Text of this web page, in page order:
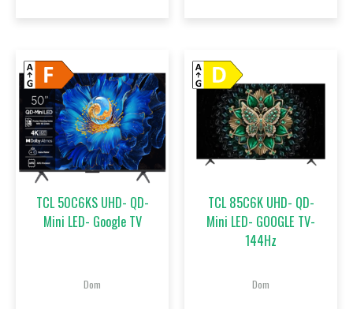
TCL 50C6KS UHD- QD-
Mini LED- Google TV
Dom
TCL 85C6K UHD- QD-
Mini LED- GOOGLE TV-
144Hz
Dom